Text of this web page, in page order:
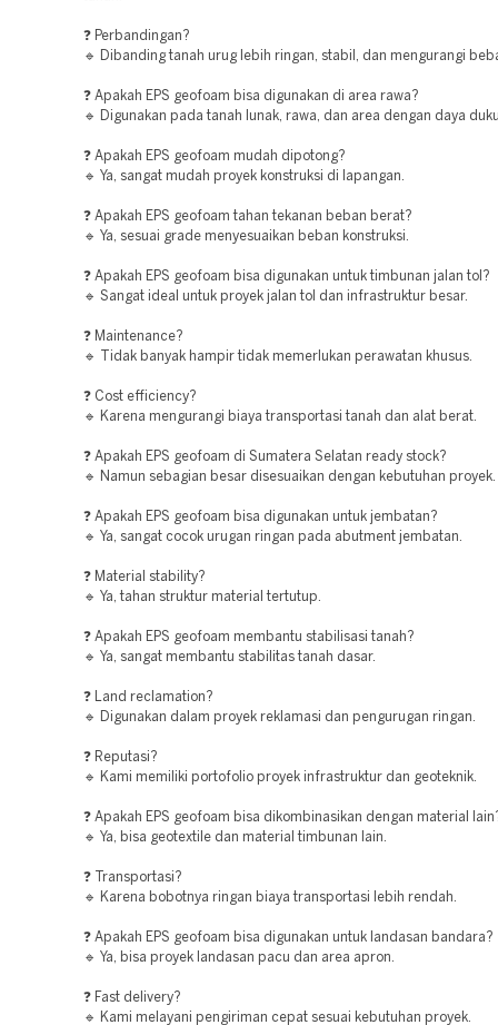
❓ Perbandingan?
🔹 Dibanding tanah urug lebih ringan, stabil, dan mengurangi
❓ Apakah EPS geofoam bisa digunakan di area rawa?
🔹 Digunakan pada tanah lunak, rawa, dan area dengan daya
❓ Apakah EPS geofoam mudah dipotong?
🔹 Ya, sangat mudah proyek konstruksi di lapangan.
❓ Apakah EPS geofoam tahan tekanan beban berat?
🔹 Ya, sesuai grade menyesuaikan beban konstruksi.
❓ Apakah EPS geofoam bisa digunakan untuk timbunan jalan tol?
🔹 Sangat ideal untuk proyek jalan tol dan infrastruktur besar.
❓ Maintenance?
🔹 Tidak banyak hampir tidak memerlukan perawatan khusus.
❓ Cost efficiency?
🔹 Karena mengurangi biaya transportasi tanah dan alat berat.
❓ Apakah EPS geofoam di Sumatera Selatan ready stock?
🔹 Namun sebagian besar disesuaikan dengan kebutuhan proyek.
❓ Apakah EPS geofoam bisa digunakan untuk jembatan?
🔹 Ya, sangat cocok urugan ringan pada abutment jembatan.
❓ Material stability?
🔹 Ya, tahan struktur material tertutup.
❓ Apakah EPS geofoam membantu stabilisasi tanah?
🔹 Ya, sangat membantu stabilitas tanah dasar.
❓ Land reclamation?
🔹 Digunakan dalam proyek reklamasi dan pengurugan ringan.
❓ Reputasi?
🔹 Kami memiliki portofolio proyek infrastruktur dan geoteknik.
❓ Apakah EPS geofoam bisa dikombinasikan dengan material
🔹 Ya, bisa geotextile dan material timbunan lain.
❓ Transportasi?
🔹 Karena bobotnya ringan biaya transportasi lebih rendah.
❓ Apakah EPS geofoam bisa digunakan untuk landasan bandara?
🔹 Ya, bisa proyek landasan pacu dan area apron.
❓ Fast delivery?
🔹 Kami melayani pengiriman cepat sesuai kebutuhan proyek.